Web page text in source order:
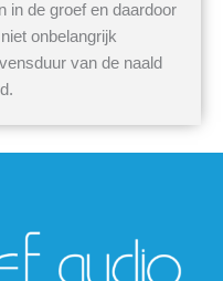
in de groef en daardoor
onbelangrijk
van de naald